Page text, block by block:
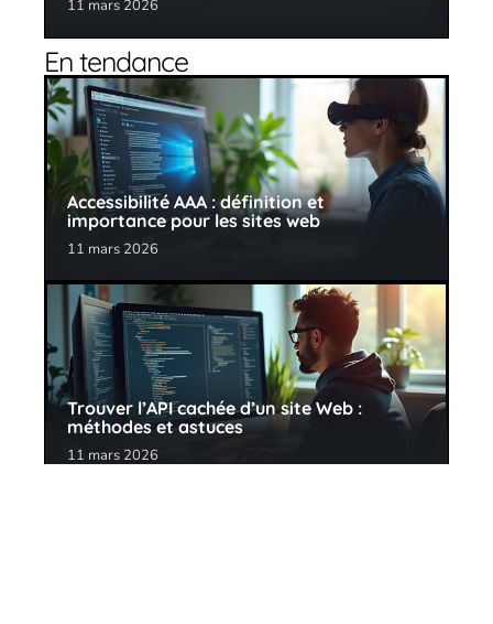
11 mars 2026
En tendance
Accessibilité AAA : définition et
importance pour les sites web
11 mars 2026
Trouver l’API cachée d’un site Web :
méthodes et astuces
11 mars 2026